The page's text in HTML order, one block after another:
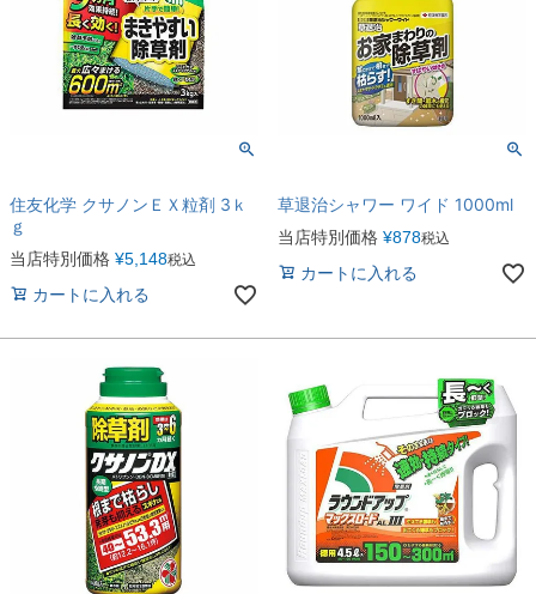
住友化学 クサノンＥＸ粒剤 3ｋ
ｇ
当店特別価格 ¥5,148税込
カートに入れる
草退治シャワー ワイド 1000ml
当店特別価格 ¥878税込
カートに入れる